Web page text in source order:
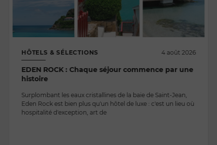
HÔTELS & SÉLECTIONS 4 août 2026
EDEN ROCK : Chaque séjour commence par une
histoire
Surplombant les eaux cristallines de la baie de Saint-Jean,
Eden Rock est bien plus qu'un hôtel de luxe : c'est un lieu où
hospitalité d'exception, art de